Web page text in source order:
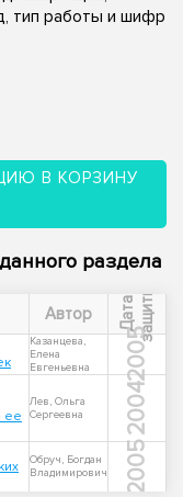
тип работы и шифр
В КОРЗИНУ
раздела
Автор Д
а
т
а
з
а
щ
и
ты
Казанцева,
Елена
Евгеньевна
2005
ее
Лев, Ольга
Сергеевна
2004
Обруч, Богдан
Владимирович
2005